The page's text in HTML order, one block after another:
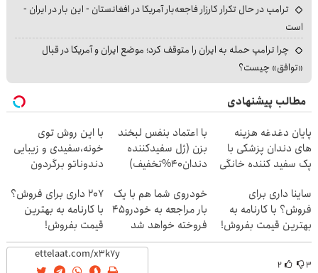
ترامپ در حال تکرار کارزار فاجعه‌بار آمریکا در افغانستان - این بار در ایران -
است
چرا ترامپ حمله به ایران را متوقف کرد؛ موضع ایران و آمریکا در قبال
«توافق» چیست؟
مطالب پیشنهادی
پایان دغدغه هزینه
های دندان پزشکی با
پک سفید کننده خانگی
با اعتماد بنفس لبخند
بزن (ژل سفیدکننده
دندان40%تخفیف)
با این روش توی
خونه،سفیدی و زیبایی
دندوناتو برگردون
ساینا داری برای
فروش؟ با کارنامه به
بهترین قیمت بفروش!
خودروی شما هم با یک
بار مراجعه به خودرو45
فروخته خواهد شد
207 داری برای فروش؟
با کارنامه به بهترین
قیمت بفروش!
۳ ۲